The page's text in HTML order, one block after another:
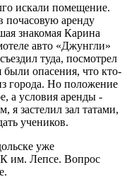
искали помещение.
аренду
знакомая Карина
авто «Джунгли»
туда, посмотрел
были опасения, что кто­
города. Но положение
а условия аренды
я застелил зал татами,
учеников.
уже
им. Лепсе. Вопрос